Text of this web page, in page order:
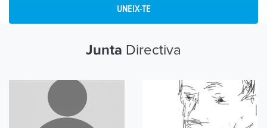
UNEIX-TE
Junta Directiva